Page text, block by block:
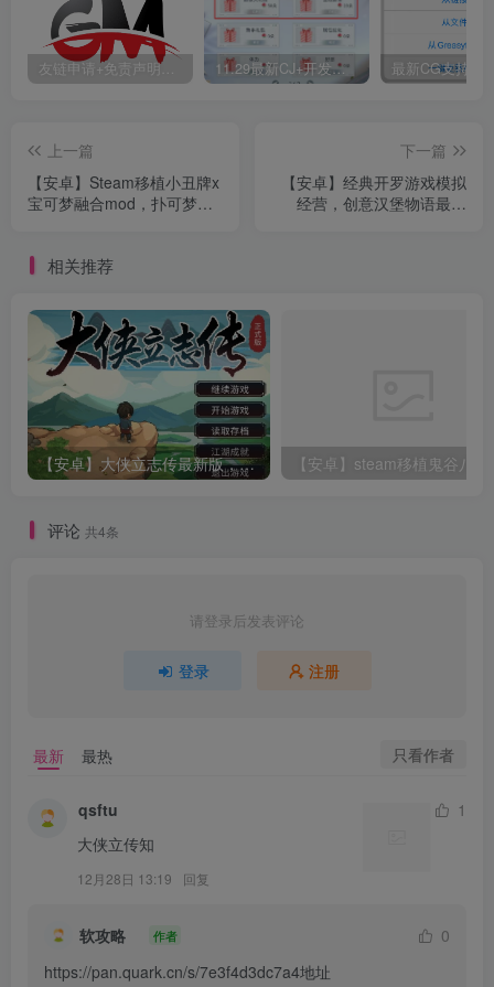
友链申请+免责声明+广告合作+关于我们 11.29最新CJ+开发者教程版本
上一篇
【安卓】Steam移植小丑牌x
宝可梦融合mod，扑可梦最
下一篇
【安卓】经典开罗游戏模拟
经营，创意汉堡物语最新
相关推荐
【安卓】大侠立志传最新版，联动逸剑风云决DLC+内置作弊控制台
评论 共4条
请登录后发表评论
登录 注册
最新 最热 只看作者
qsftu
1
大侠立传知
12月28日 13:19 回复
软攻略 作者
0
https://pan.quark.cn/s/7e3f4d3dc7a4地址